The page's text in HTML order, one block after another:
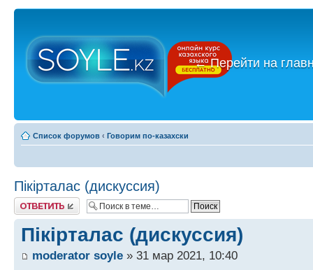
←Перейти на
Список форумов ‹ Говорим по-казахски
Пікірталас (дискуссия)
Ответить
Пікірталас (дискуссия)
moderator soyle » 31 мар 2021, 10:40